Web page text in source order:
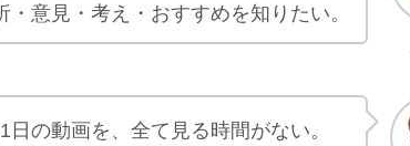
・意見・考え・おすすめを知りたい。
日の動画を、全て見る時間がない。